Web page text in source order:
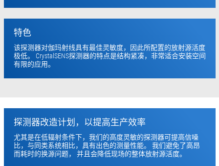
特色
该探测器对伽玛射线具有最佳灵敏度，因此所配置的放射源活度
极低。 CrystalSENS探测器的特点是结构紧凑，非常适合安装空间
有限的应用。
探测器改造计划，以提高生产效率
尤其是在低辐射条件下，我们的高度灵敏的探测器可提高信噪
比，与同类系统相比，具有出色的测量性能。 我们避免了高昂
而耗时的换源问题， 并且会降低现场的整体放射源活度。